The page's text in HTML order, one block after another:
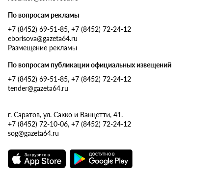
По вопросам рекламы
+7 (8452) 69-51-85, +7 (8452) 72-24-12
eborisova@gazeta64.ru
Размещение рекламы
По вопросам публикации официальных извещений
+7 (8452) 69-51-85, +7 (8452) 72-24-12
tender@gazeta64.ru
г. Саратов, ул. Сакко и Ванцетти, 41.
+7 (8452) 72-10-06, +7 (8452) 72-24-12
sog@gazeta64.ru